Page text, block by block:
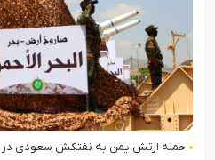
حمله ارتش یمن به نفتکش سعودی